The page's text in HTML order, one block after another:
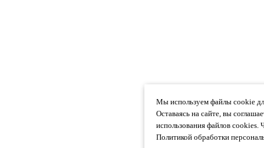
Мы используем файлы cookie
Оставаясь на сайте, вы
использования файлов cookies.
Политикой обработки